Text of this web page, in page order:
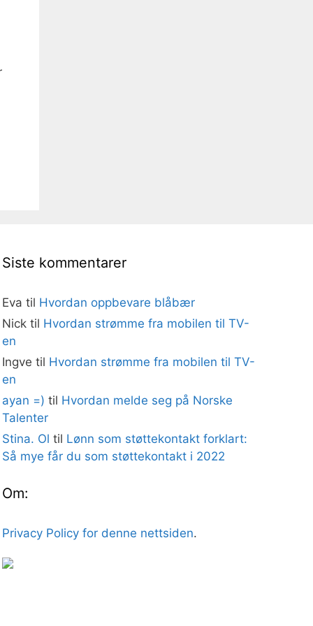
Siste kommentarer
Eva til Hvordan oppbevare blåbær
Nicktil Hvordan strømme fra mobilen til TV-
en
Ingve til Hvordan strømme fra mobilen til TV-
en
ayan =) til Hvordan melde seg på Norske
Talenter
Stina. Ol til Lønn som støttekontakt forklart:
Så mye får du som støttekontakt i 2022
Om:
Privacy Policy for denne nettsiden.